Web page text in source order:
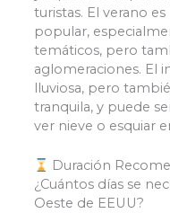
turistas. El verano
popular,
temáticos, pero
aglomeraciones. El
lluviosa, pero
tranquila, y puede
ver nieve o esquiar
Duración
¿Cuántos días se
Oeste de EEUU?